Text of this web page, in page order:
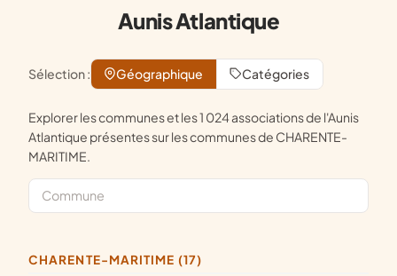
Aunis Atlantique
Sélection : Géographique Catégories
Explorer les communes et les 1 024 associations de l'Aunis
Atlantique présentes sur les communes de CHARENTE-
MARITIME.
CHARENTE-MARITIME (17)